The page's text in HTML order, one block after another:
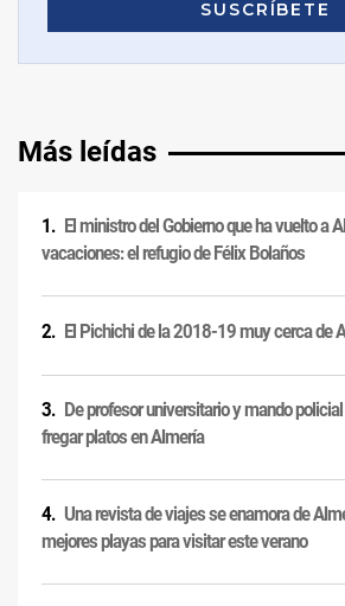
Más leídas
El ministro del Gobierno que ha vuelto a
vacaciones: el refugio de Félix Bolaños
El Pichichi de la 2018-19 muy cerca de
De profesor universitario y mando
fregar platos en Almería
Una revista de viajes se enamora de
mejores playas para visitar este verano